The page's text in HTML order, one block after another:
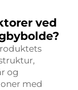
ved
og
med